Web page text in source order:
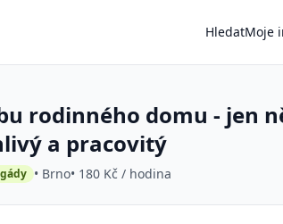
HledatMoje
rodinného domu - jen
a pracovitý
• Brno• 180 Kč / hodina